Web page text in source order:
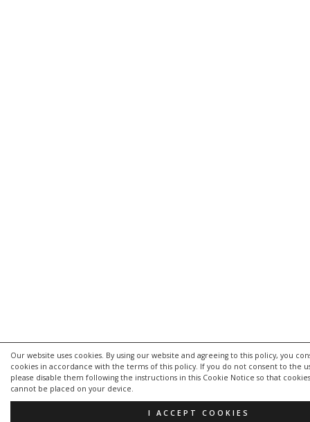
Our website uses cookies. By using our website and agreeing to this policy, you
cookies in accordance with the terms of this policy. If you do not consent to the
please disable them following the instructions in this Cookie Notice so that
cannot be placed on your device.
I ACCEPT COOKIES